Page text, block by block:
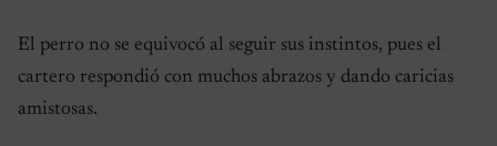
El perro no se equivocó al seguir sus instintos, pues el
cartero respondió con muchos abrazos y dando caricias
amistosas.